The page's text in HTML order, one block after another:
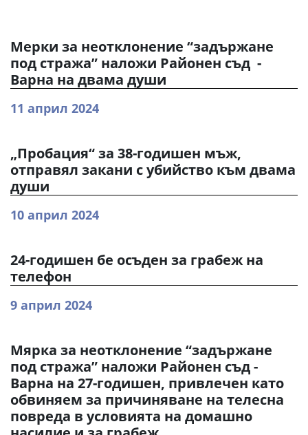
Мерки за неотклонение “задържане
под стража” наложи Районен съд -
Варна на двама души
11 април 2024
„Пробация“ за 38-годишен мъж,
отправял закани с убийство към двама
души
10 април 2024
24-годишен бе осъден за грабеж на
телефон
9 април 2024
Мярка за неотклонение “задържане
под стража” наложи Районен съд -
Варна на 27-годишен, привлечен като
обвиняем за причиняване на телесна
повреда в условията на домашно